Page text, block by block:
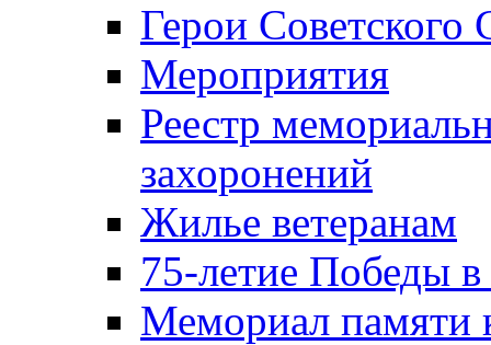
Герои Советского
Мероприятия
Реестр
захоронений
Жилье ветеранам
75-летие Победы
Мемориал памяти